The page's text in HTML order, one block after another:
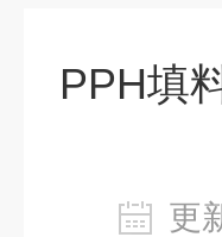
PPH填
更